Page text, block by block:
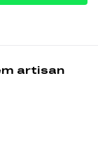
artisan